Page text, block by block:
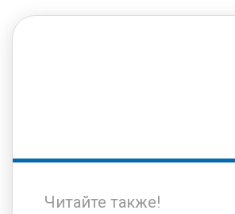
Читайте также!